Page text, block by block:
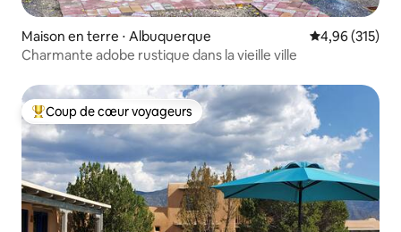
Maison en terre ⋅ Albuquerque Évaluation
4,96 (315)
Charmante adobe rustique dans la vieille ville
Coups de cœur voyageurs les plus appréciés
Coup de cœur voyageurs